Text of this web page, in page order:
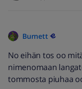
Burnett
No eihän tos oo
nimenomaan
tommosta piuhaa